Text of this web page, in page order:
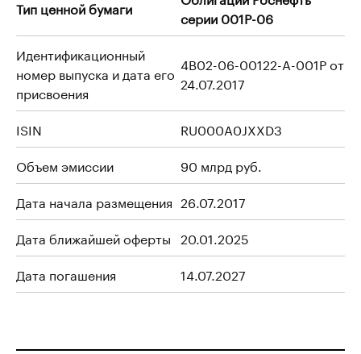
Тип ценной бумаги
серии 001P-06
Идентификационный
номер выпуска и дата его
присвоения
4B02-06-00122-A-001P от
24.07.2017
ISIN
RU000A0JXXD3
Объем эмиссии
90 млрд руб.
Дата начала размещения 26.07.2017
Дата ближайшей оферты 20.01.2025
Дата погашения
14.07.2027